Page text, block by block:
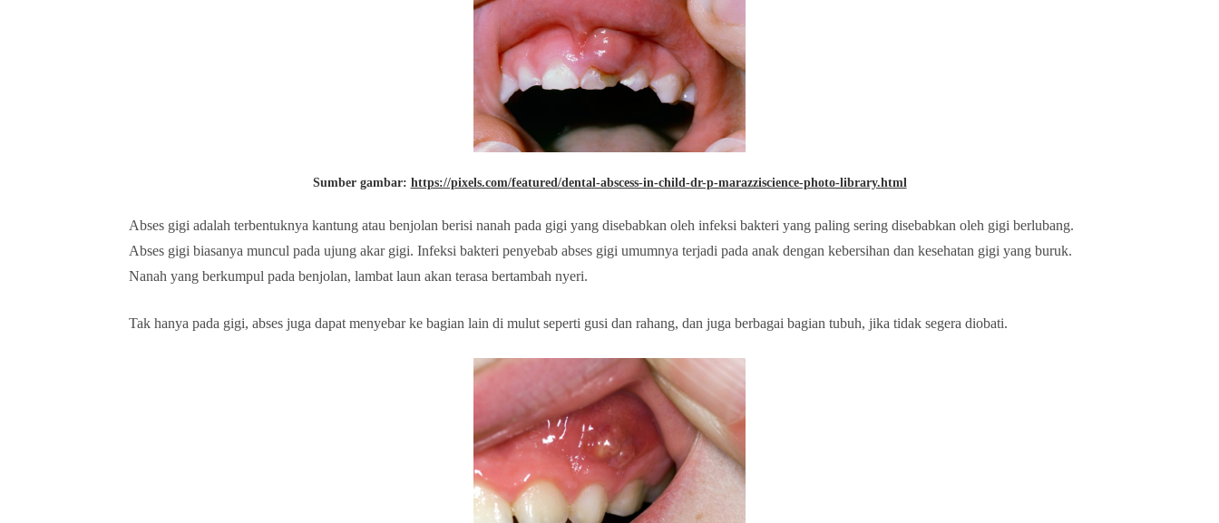
Sumber gambar: https://pixels.com/featured/dental-abscess-in-child-dr-p-marazziscience-photo-library.html
Abses gigi adalah terbentuknya kantung atau benjolan berisi nanah pada gigi yang disebabkan oleh infeksi bakteri yang paling sering disebabkan oleh gigi berlubang.
Abses gigi biasanya muncul pada ujung akar gigi. Infeksi bakteri penyebab abses gigi umumnya terjadi pada anak dengan kebersihan dan kesehatan gigi yang buruk.
Nanah yang berkumpul pada benjolan, lambat laun akan terasa bertambah nyeri.
Tak hanya pada gigi, abses juga dapat menyebar ke bagian lain di mulut seperti gusi dan rahang, dan juga berbagai bagian tubuh, jika tidak segera diobati.